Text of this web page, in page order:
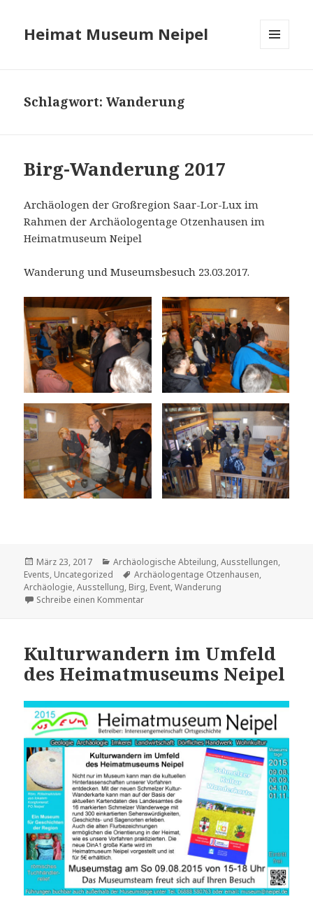
Heimat Museum Neipel
Schlagwort:Wanderung
Birg-Wanderung 2017
Archäologen der Großregion Saar-Lor-Lux im
Rahmen der Archäologentage Otzenhausen im
Heimatmuseum Neipel
Wanderung und Museumsbesuch 23.03.2017.
Veröffentlicht
am
März 23, 2017 Kategorien
Archäologische Abteilung,Ausstellungen,
Events, Uncategorized Schlagwörter
Archäologentage Otzenhausen,
Archäologie,Ausstellung, Birg, Event,Wanderung
Schreibe einen Kommentarzu Birg-Wanderung 2017
Kulturwandern im Umfeld
des Heimatmuseums Neipel